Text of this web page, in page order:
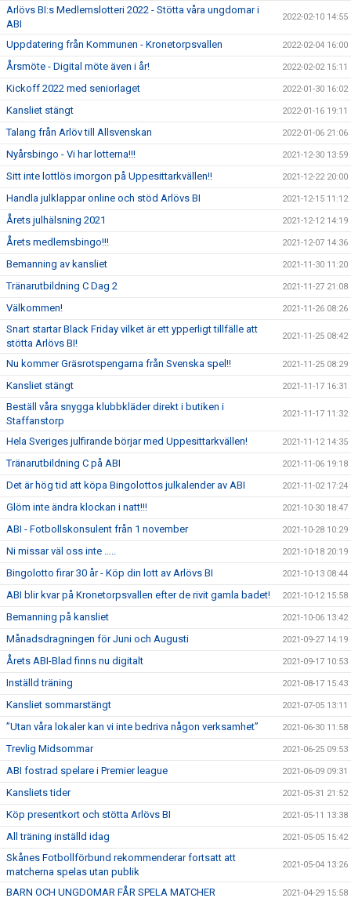
Arlövs BI:s Medlemslotteri 2022 - Stötta våra ungdomar i
ABI
2022-02-10 14:55
Uppdatering från Kommunen - Kronetorpsvallen 2022-02-04 16:00
Årsmöte - Digital möte även i år! 2022-02-02 15:11
Kickoff 2022 med seniorlaget 2022-01-30 16:02
Kansliet stängt 2022-01-16 19:11
Talang från Arlöv till Allsvenskan 2022-01-06 21:06
Nyårsbingo - Vi har lotterna!!! 2021-12-30 13:59
Sitt inte lottlös imorgon på Uppesittarkvällen!! 2021-12-22 20:00
Handla julklappar online och stöd Arlövs BI 2021-12-15 11:12
Årets julhälsning 2021 2021-12-12 14:19
Årets medlemsbingo!!! 2021-12-07 14:36
Bemanning av kansliet 2021-11-30 11:20
Tränarutbildning C Dag 2 2021-11-27 21:08
Välkommen! 2021-11-26 08:26
Snart startar Black Friday vilket är ett ypperligt tillfälle att
stötta Arlövs BI!
2021-11-25 08:42
Nu kommer Gräsrotspengarna från Svenska spel!! 2021-11-25 08:29
Kansliet stängt 2021-11-17 16:31
Beställ våra snygga klubbkläder direkt i butiken i
Staffanstorp
2021-11-17 11:32
Hela Sveriges julfirande börjar med Uppesittarkvällen! 2021-11-12 14:35
Tränarutbildning C på ABI 2021-11-06 19:18
Det är hög tid att köpa Bingolottos julkalender av ABI 2021-11-02 17:24
Glöm inte ändra klockan i natt!!! 2021-10-30 18:47
ABI - Fotbollskonsulent från 1 november 2021-10-28 10:29
Ni missar väl oss inte ….. 2021-10-18 20:19
Bingolotto firar 30 år - Köp din lott av Arlövs BI 2021-10-13 08:44
ABI blir kvar på Kronetorpsvallen efter de rivit gamla badet! 2021-10-12 15:58
Bemanning på kansliet 2021-10-06 13:42
Månadsdragningen för Juni och Augusti 2021-09-27 14:19
Årets ABI-Blad finns nu digitalt 2021-09-17 10:53
Inställd träning 2021-08-17 15:43
Kansliet sommarstängt 2021-07-05 13:11
”Utan våra lokaler kan vi inte bedriva någon verksamhet” 2021-06-30 11:58
Trevlig Midsommar 2021-06-25 09:53
ABI fostrad spelare i Premier league 2021-06-09 09:31
Kansliets tider 2021-05-31 21:52
Köp presentkort och stötta Arlövs BI 2021-05-11 13:38
All träning inställd idag 2021-05-05 15:42
Skånes Fotbollförbund rekommenderar fortsatt att
matcherna spelas utan publik
2021-05-04 13:26
BARN OCH UNGDOMAR FÅR SPELA MATCHER 2021-04-29 15:58